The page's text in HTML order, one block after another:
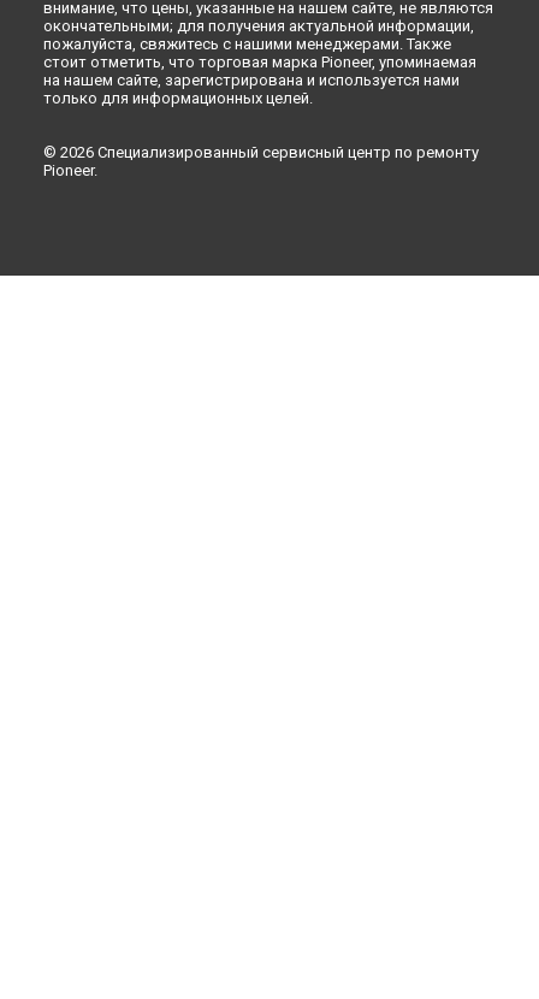
внимание, что цены, указанные на нашем сайте, не являются
окончательными; для получения актуальной информации,
пожалуйста, свяжитесь с нашими менеджерами. Также
стоит отметить, что торговая марка Pioneer, упоминаемая
на нашем сайте, зарегистрирована и используется нами
только для информационных целей.
© 2026 Специализированный сервисный центр по ремонту
Pioneer.